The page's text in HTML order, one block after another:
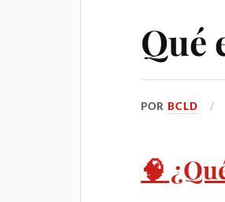
Qué
PORBCLD
🧠